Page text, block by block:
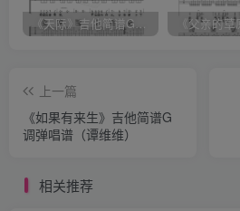
《天际》吉他简谱G调弹唱谱（姜玉阳）
上一篇
《如果有来生》吉他简谱G
调弹唱谱（谭维维）
相关推荐